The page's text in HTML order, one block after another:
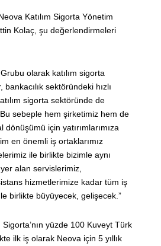
Katılım Sigorta Yönetim
Kolaç, şu değerlendirmeleri
olarak katılım sigorta
sektöründeki hızlı
sigorta sektöründe de
sebeple hem şirketimiz hem de
dönüşümü için yatırımlarımıza
en önemli iş ortaklarımız
ile birlikte bizimle aynı
alan servislerimiz,
hizmetlerimize kadar tüm iş
birlikte büyüyecek, gelişecek.”
Sigorta’nın yüzde 100 Kuveyt Türk
ilk iş olarak Neova için 5 yıllık